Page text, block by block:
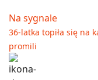
Na sygnale
36-latka topiła się na
promili